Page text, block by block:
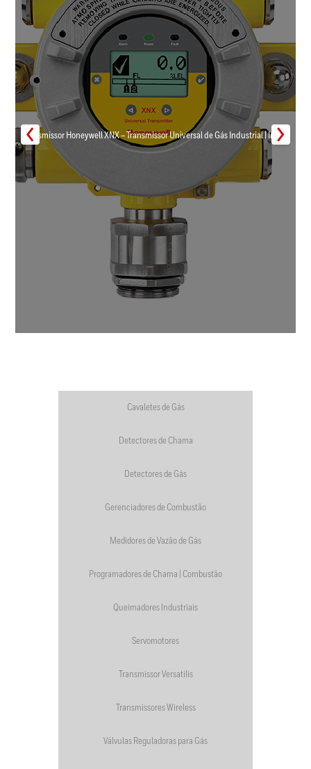
Transmissor Honeywell XNX – Transmissor Universal de Gás Industrial | Inmar
Cavaletes de Gás
Detectores de Chama
Detectores de Gás
Gerenciadores de Combustão
Medidores de Vazão de Gás
Programadores de Chama | Combustão
Queimadores Industriais
Servomotores
Transmissor Versatilis
Transmissores Wireless
Válvulas Reguladoras para Gás